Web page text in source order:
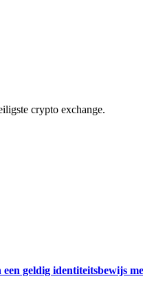
crypto exchange.
geldig identiteitsbewijs